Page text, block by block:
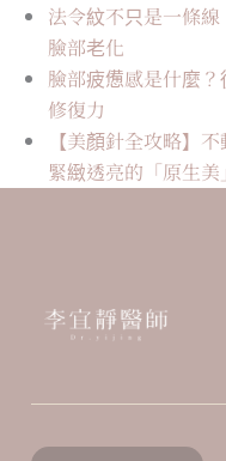
法令紋不只是一條
臉部老化
臉部疲憊感是什麼
修復力
【美顏針全攻略】
緊緻透亮的「原生美」